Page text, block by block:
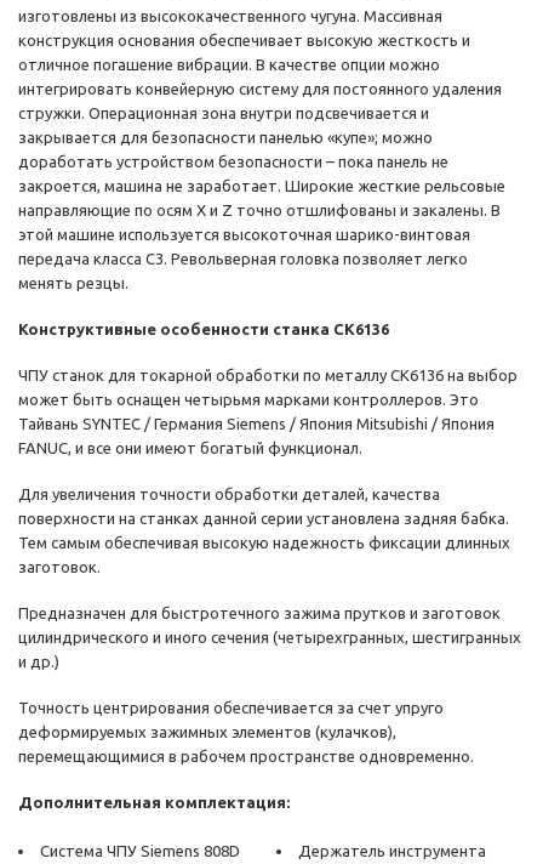
изготовлены из высококачественного чугуна. Массивная
конструкция основания обеспечивает высокую жесткость и
отличное погашение вибрации. В качестве опции можно
интегрировать конвейерную систему для постоянного удаления
стружки. Операционная зона внутри подсвечивается и
закрывается для безопасности панелью «купе»; можно
доработать устройством безопасности – пока панель не
закроется, машина не заработает. Широкие жесткие рельсовые
направляющие по осям X и Z точно отшлифованы и закалены. В
этой машине используется высокоточная шарико-винтовая
передача класса C3. Револьверная головка позволяет легко
менять резцы.
Конструктивные особенности станка CK6136
ЧПУ станок для токарной обработки по металлу СК6136 на выбор
может быть оснащен четырьмя марками контроллеров. Это
Тайвань SYNTEC / Германия Siemens / Япония Mitsubishi / Япония
FANUC, и все они имеют богатый функционал.
Для увеличения точности обработки деталей, качества
поверхности на станках данной серии установлена задняя бабка.
Тем самым обеспечивая высокую надежность фиксации длинных
заготовок.
Предназначен для быстротечного зажима прутков и заготовок
цилиндрического и иного сечения (четырехгранных, шестигранных
и др.)
Точность центрирования обеспечивается за счет упруго
деформируемых зажимных элементов (кулачков),
перемещающимися в рабочем пространстве одновременно.
Дополнительная комплектация:
Система ЧПУ Siemens 808D
Держатель инструмента